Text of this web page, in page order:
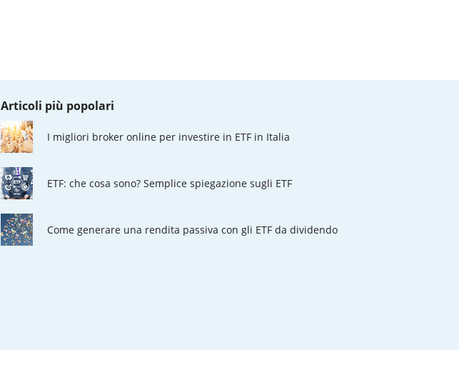
Articoli più popolari
I migliori broker online per investire in ETF in Italia
ETF: che cosa sono? Semplice spiegazione sugli ETF
Come generare una rendita passiva con gli ETF da dividendo